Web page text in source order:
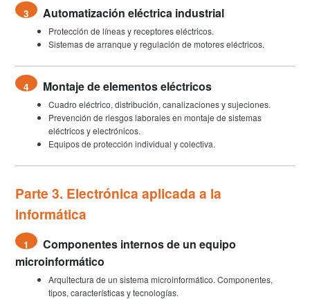
3 Automatización eléctrica industrial
Protección de líneas y receptores eléctricos.
Sistemas de arranque y regulación de motores eléctricos.
4 Montaje de elementos eléctricos
Cuadro eléctrico, distribución, canalizaciones y sujeciones.
Prevención de riesgos laborales en montaje de sistemas
eléctricos y electrónicos.
Equipos de protección individual y colectiva.
Parte 3. Electrónica aplicada a la
informática
1
Componentes internos de un equipo
microinformático
Arquitectura de un sistema microinformático. Componentes,
tipos, características y tecnologías.